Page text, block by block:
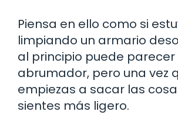
Piensa en ello como si
limpiando un armario
al principio puede parecer
abrumador, pero una vez
empiezas a sacar las
sientes más ligero.